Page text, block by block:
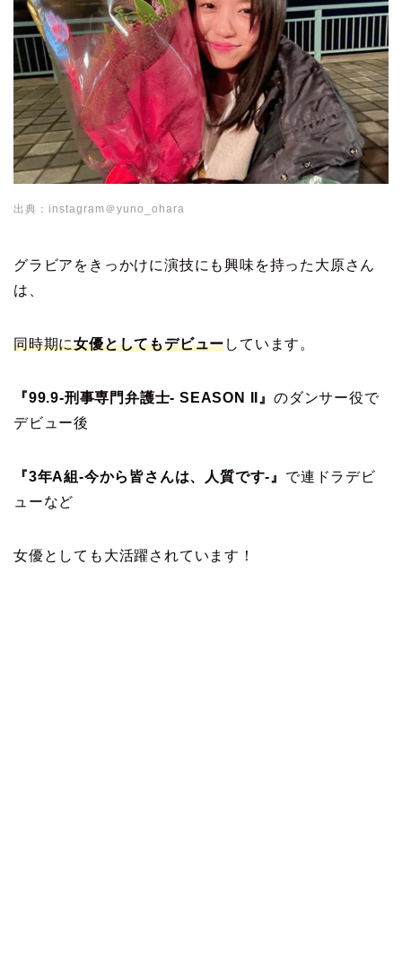
出典：instagram＠yuno_ohara
グラビアをきっかけに演技にも興味を持った大原さん
は、
同時期に女優としてもデビューしています。
『99.9-刑事専門弁護士- SEASON II』 のダンサー役で
デビュー後
『3年A組-今から皆さんは、人質です-』 で連ドラデビ
ューなど
女優としても大活躍されています！